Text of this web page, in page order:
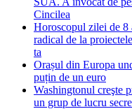
Cincilea
Horoscopul zilei de 8
radical de la
ta
Orașul din Europa
puțin de un euro
Washingtonul creşte
un grup de lucru